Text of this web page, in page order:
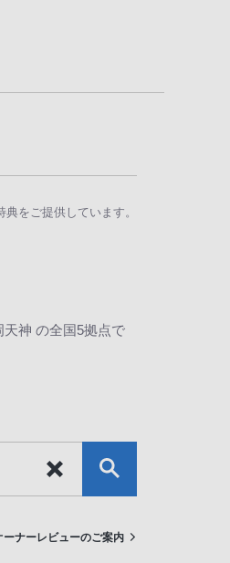
をご提供しています。
神 の全国5拠点で
ーナーレビューのご案内